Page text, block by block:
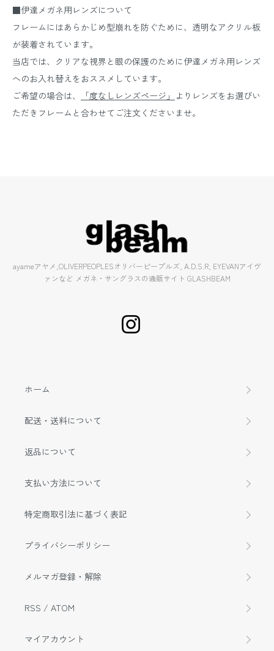
■伊達メガネ用レンズについて
フレームにはあらかじめ型崩れを防ぐために、透明なアクリル板
が装着されています。
当店では、クリアな視界と眼の保護のために伊達メガネ用レンズ
へのお入れ替えをおススメしています。
ご希望の場合は、
「度なしレンズページ」 よりレンズをお選びい
ただきフレームと合わせてご注文くださいませ。
ayameアヤメ,OLIVERPEOPLESオリバーピープルズ, A.D.S.R, EYEVANアイヴ
ァンなど メガネ・サングラスの通販サイト GLASHBEAM
ホーム
配送・送料について
返品について
支払い方法について
特定商取引法に基づく表記
プライバシーポリシー
メルマガ登録・解除
RSS / ATOM
マイアカウント